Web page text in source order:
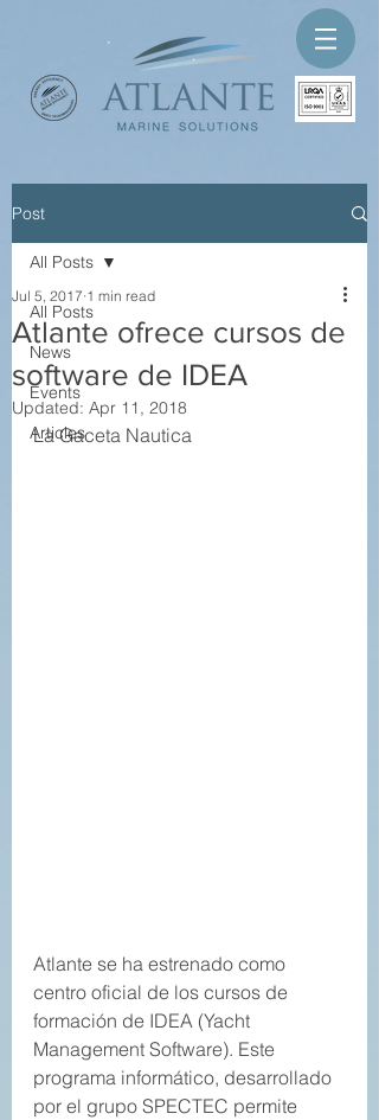
Post
All Posts
News
Events
Articles
All Posts
Atlante ofrece cursos de
software de IDEA
Jul 5, 2017 1 min read
Updated: Apr 11, 2018
La Gaceta Nautica
Atlante se ha estrenado como
centro oficial de los cursos de
formación de IDEA (Yacht
Management Software). Este
programa informático, desarrollado
por el grupo SPECTEC permite